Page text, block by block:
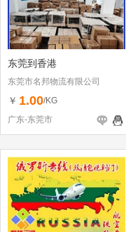
东莞到香港
东莞市名邦物流有限公司
￥ 1.00/KG
广东-东莞市